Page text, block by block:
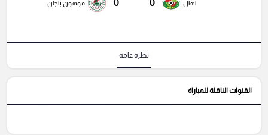
أهال 0
0 موهون باجان
نظره عامه
القنوات الناقلة للمباراة